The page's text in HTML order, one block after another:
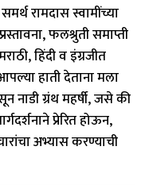
रामदास स्वामींच्या
फलश्रुती समाप्ती
हिंदी व इंग्रजीत
हाती देताना मला
ग्रंथ महर्षी, जसे की
प्रेरित होऊन,
अभ्यास करण्याची